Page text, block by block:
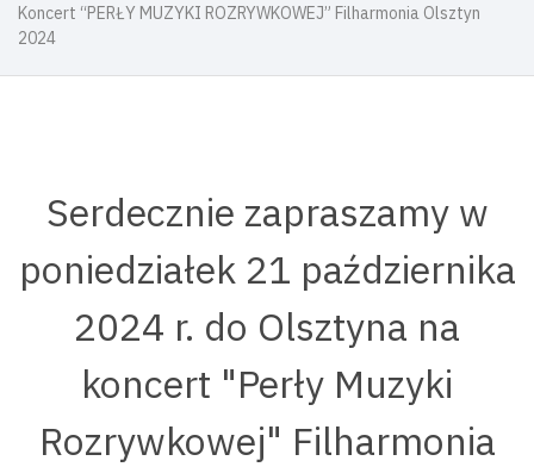
Koncert “PERŁY MUZYKI ROZRYWKOWEJ” Filharmonia Olsztyn
2024
Serdecznie zapraszamy w
poniedziałek 21 października
2024 r. do Olsztyna na
koncert "Perły Muzyki
Rozrywkowej" Filharmonia